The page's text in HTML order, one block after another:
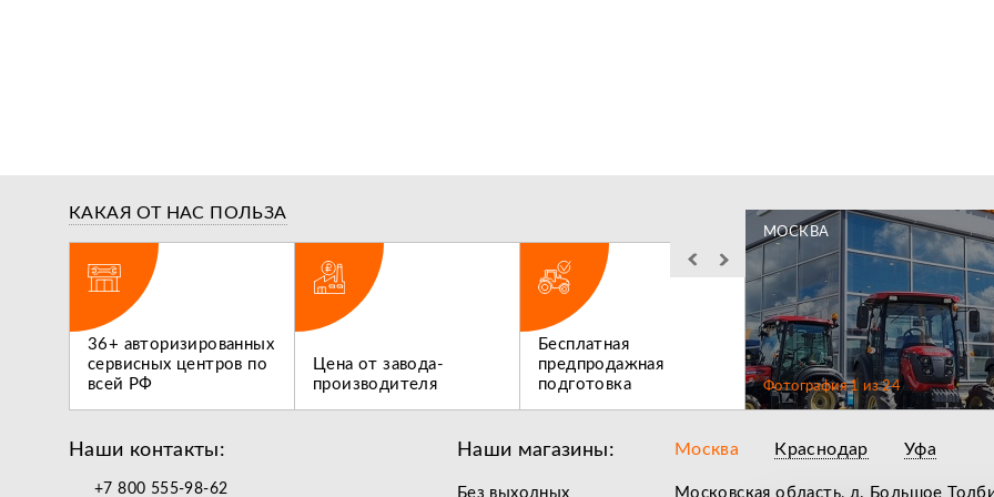
КАКАЯ ОТ НАС ПОЛЬЗА
36+ авторизированных
сервисных центров по
всей РФ
Цена от завода-
производителя
Бесплатная
предпродажная
подготовка
Льготное
послегарантийное
обслуживание
МОСКВА
Фотография1 из24
Наши контакты:
+7 800 555-98-62
Наши магазины: Москва Краснодар Уфа
Без выходных Московская область, д. Большое